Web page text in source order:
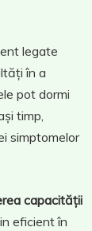
legate
în a
pot dormi
timp,
simptomelor
capacității
eficient în